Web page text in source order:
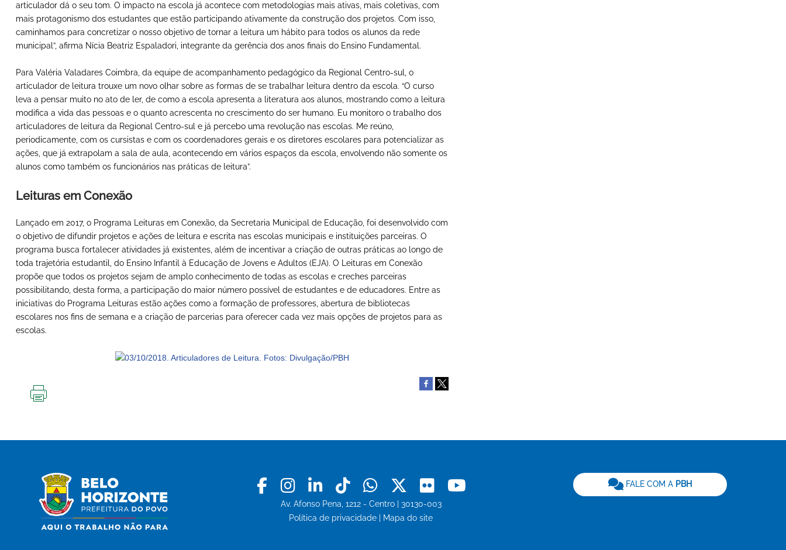
articulador dá o seu tom. O impacto na escola já acontece com metodologias mais ativas, mais coletivas, com
mais protagonismo dos estudantes que estão participando ativamente da construção dos projetos. Com isso,
caminhamos para concretizar o nosso objetivo de tornar a leitura um hábito para todos os alunos da rede
municipal”, afirma Nícia Beatriz Espaladori, integrante da gerência dos anos finais do Ensino Fundamental.
Para Valéria Valadares Coimbra, da equipe de acompanhamento pedagógico da Regional Centro-sul, o
articulador de leitura trouxe um novo olhar sobre as formas de se trabalhar leitura dentro da escola. “O curso
leva a pensar muito no ato de ler, de como a escola apresenta a literatura aos alunos, mostrando como a leitura
modifica a vida das pessoas e o quanto acrescenta no crescimento do ser humano. Eu monitoro o trabalho dos
articuladores de leitura da Regional Centro-sul e já percebo uma revolução nas escolas. Me reúno,
periodicamente, com os cursistas e com os coordenadores gerais e os diretores escolares para potencializar as
ações, que já extrapolam a sala de aula, acontecendo em vários espaços da escola, envolvendo não somente os
alunos como também os funcionários nas práticas de leitura”.
Leituras em Conexão
Lançado em 2017, o Programa Leituras em Conexão, da Secretaria Municipal de Educação, foi desenvolvido com
o objetivo de difundir projetos e ações de leitura e escrita nas escolas municipais e instituições parceiras. O
programa busca fortalecer atividades já existentes, além de incentivar a criação de outras práticas ao longo de
toda trajetória estudantil, do Ensino Infantil à Educação de Jovens e Adultos (EJA). O Leituras em Conexão
propõe que todos os projetos sejam de amplo conhecimento de todas as escolas e creches parceiras
possibilitando, desta forma, a participação do maior número possível de estudantes e de educadores. Entre as
iniciativas do Programa Leituras estão ações como a formação de professores, abertura de bibliotecas
escolares nos fins de semana e a criação de parcerias para oferecer cada vez mais opções de projetos para as
escolas.
Facebook
Instagram
LinkedinTiktokWhatsapp
X Flickr
Av. Afonso Pena, 1212 - Centro | 30130-003
Política de privacidade
Mapa do site
FALE COM A PBH